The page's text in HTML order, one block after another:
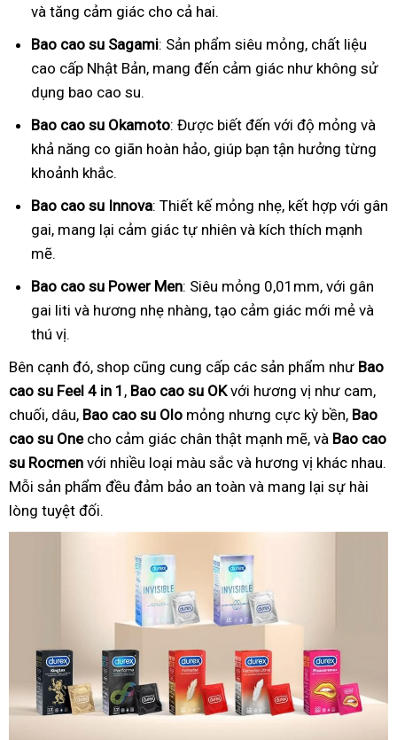
và tăng cảm giác cho cả hai.
Bao cao su Sagami: Sản phẩm siêu mỏng, chất liệu
cao cấp Nhật Bản, mang đến cảm giác như không sử
dụng bao cao su.
Bao cao su Okamoto: Được biết đến với độ mỏng và
khả năng co giãn hoàn hảo, giúp bạn tận hưởng từng
khoảnh khắc.
Bao cao su Innova: Thiết kế mỏng nhẹ, kết hợp với gân
gai, mang lại cảm giác tự nhiên và kích thích mạnh
mẽ.
Bao cao su Power Men: Siêu mỏng 0,01mm, với gân
gai liti và hương nhẹ nhàng, tạo cảm giác mới mẻ và
thú vị.
Bên cạnh đó, shop cũng cung cấp các sản phẩm như Bao
cao su Feel 4 in 1 , Bao cao su OKvới hương vị như cam,
chuối, dâu, Bao cao su Olo mỏng nhưng cực kỳ bền, Bao
cao su Onecho cảm giác chân thật mạnh mẽ, và Bao cao
su Rocmen với nhiều loại màu sắc và hương vị khác nhau.
Mỗi sản phẩm đều đảm bảo an toàn và mang lại sự hài
lòng tuyệt đối.